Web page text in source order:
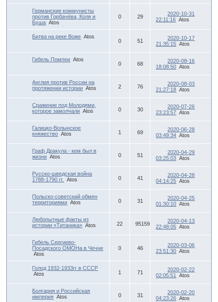
Германские коммунисты
против Горбачёва, Коля и
Буша Atos
0 29
2020-10-31
22:11:16 Atos
Битва на реке Воже Atos
0 51
2020-10-17
21:35:15 Atos
Гибель Помпеи Atos
0 68
2020-08-16
18:08:50 Atos
Англия против России на
протяжении истории Atos 2 76
2020-08-03
21:27:18 Atos
Сражение под Молодями,
которое замолчали Atos 0 30
2020-07-26
23:23:57 Atos
Галицко-Волынское
княжество Atos 1 69
2020-06-28
03:49:34 Atos
Граф Дракула - кем был в
жизни Atos 0 51
2020-04-29
03:25:03 Atos
Русско-шведская война
1788-1790 гг.
Atos 0 41
2020-04-28
04:14:25 Atos
Польско-советский обмен
территориями Atos 0 31
2020-04-25
01:30:10 Atos
Любопытные факты из
истории «Титаника» Atos 22 95159
2020-04-13
22:48:05 Atos
Гибель Сергиево-
Посадского ОМОНа в Чечне
Atos
0 46
2020-03-06
23:51:30 Atos
Голод 1932-1933гг в СССР
Atos
1 71
2020-02-22
02:05:51
Atos
Болгария и Российская
империя Atos 0 31
2020-02-20
04:23:26 Atos